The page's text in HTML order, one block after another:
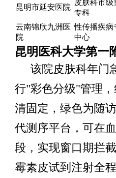
昆明市延安医院
皮肤科市级
专科
云南锦欣九洲医
院
性传播疾病
中心
昆明医科大学第一
该院皮肤科年门
行"彩色分级"管理
清固定，绿色为随
代测序平台，可在
段，实现窗口期拦
霉素皮试到注射全